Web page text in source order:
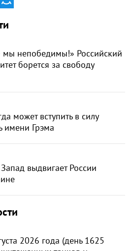
непобедимы!» Российский
борется за свободу
может вступить в силу
имени Грэма
выдвигает России
2026 года (день 1625